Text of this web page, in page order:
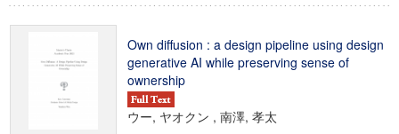
Own diffusion : a design pipeline using design
generative AI while preserving sense of
ownership
ウー, ヤオクン , 南澤, 孝太